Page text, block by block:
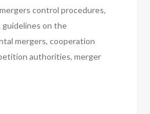
control procedures,
guidelines on the
mergers, cooperation
authorities, merger